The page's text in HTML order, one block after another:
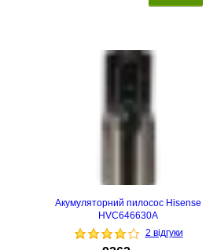
Акумуляторний пилосос Hisense
HVC646630A
2 відгуки